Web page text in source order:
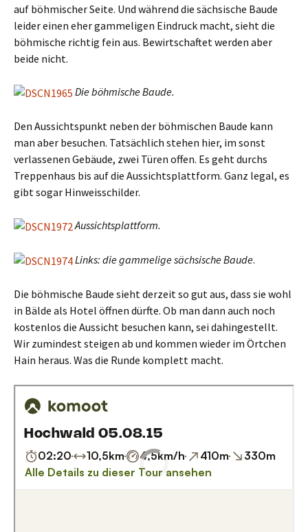
auf böhmischer Seite. Und während die sächsische Baude
leider einen eher gammeligen Eindruck macht, sieht die
böhmische richtig fein aus. Bewirtschaftet werden aber
beide nicht.
Die böhmische Baude.
Den Aussichtspunkt neben der böhmischen Baude kann
man aber besuchen. Tatsächlich stehen hier, im sonst
verlassenen Gebäude, zwei Türen offen. Es geht durchs
Treppenhaus bis auf die Aussichtsplattform. Ganz legal, es
gibt sogar Hinweisschilder.
Aussichtsplattform.
Links: die gammelige sächsische Baude.
Die böhmische Baude sieht derzeit so gut aus, dass sie wohl
in Bälde als Hotel öffnen dürfte. Ob man dann auch noch
kostenlos die Aussicht besuchen kann, sei dahingestellt.
Wir zumindest steigen ab und kommen wieder im Örtchen
Hain heraus. Was die Runde komplett macht.